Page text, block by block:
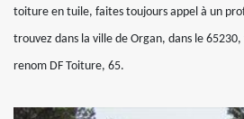
toiture en tuile, faites toujours appel à un
trouvez dans la ville de Organ, dans le
renom DF Toiture, 65.